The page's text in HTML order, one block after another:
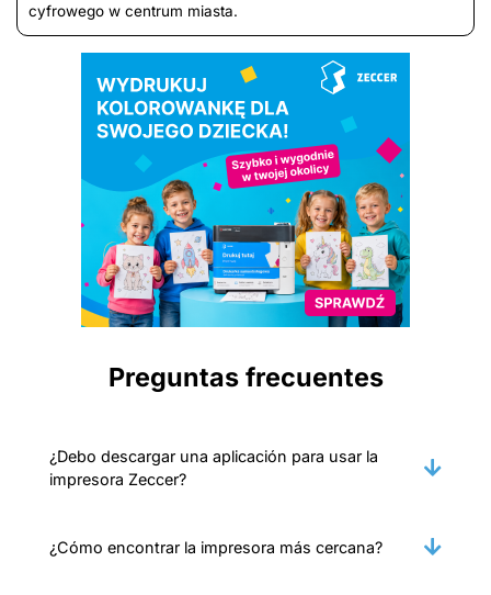
cyfrowego w centrum miasta.
Preguntas frecuentes
¿Debo descargar una aplicación para usar la
impresora Zeccer?
¿Cómo encontrar la impresora más cercana?